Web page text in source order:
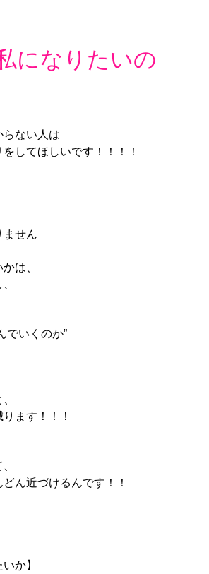
になりたいの
らない人は
してほしいです！！！！
ません
は、
でいくのか”
ます！！！
ん近づけるんです！！
か】